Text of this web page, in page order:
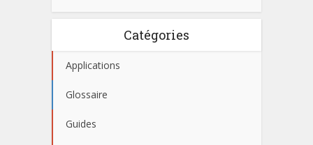
Catégories
Applications
Glossaire
Guides